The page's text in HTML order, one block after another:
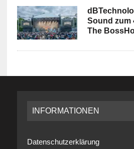
Sound zum
The
INFORMATIONEN
Datenschutzerklärung